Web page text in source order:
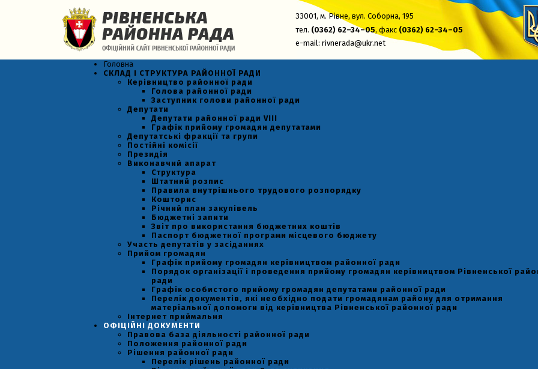
33001, м. Рівне, вул. Соборна, 195
тел. (0362) 62–34–05, факс (0362) 62–34–05
e-mail: rivnerada@ukr.net
Головна
СКЛАД І СТРУКТУРА РАЙОННОЇ РАДИ
Керівництво районної ради
Голова районної ради
Заступник голови районної ради
Депутати
Депутати районної ради VIII
Графік прийому громадян депутатами
Депутатські фракції та групи
Постійні комісії
Президія
Виконавчий апарат
Структура
Штатний розпис
Правила внутрішнього трудового розпорядку
Кошторис
Річний план закупівель
Бюджетні запити
Звіт про використання бюджетних коштів
Паспорт бюджетної програми місцевого бюджету
Участь депутатів у засіданнях
Прийом громадян
Графік прийому громадян керівництвом районної ради
Порядок організації і проведення прийому громадян керівництвом Рівненської
ради
Графік особистого прийому громадян депутатами районної ради
Перелік документів, які необхідно подати громадянам району для отримання
матеріальної допомоги від керівництва Рівненської районної ради
Інтернет приймальня
ОФІЦІЙНІ ДОКУМЕНТИ
Правова база діяльності районної ради
Положення районної ради
Рішення районної ради
Перелік рішень районної ради